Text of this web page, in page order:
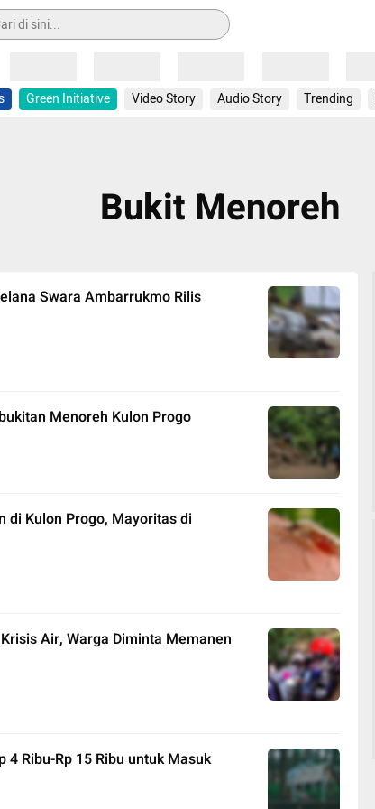
Green Initiative Video Story Audio Story Trending
Bukit Menoreh
Swara Ambarrukmo Rilis
Menoreh Kulon Progo
di Kulon Progo, Mayoritas di
Air, Warga Diminta Memanen
4 Ribu-Rp 15 Ribu untuk Masuk